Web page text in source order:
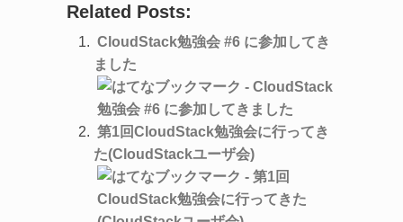
Related Posts:
CloudStack勉強会 #6 に参加してき
ました
第1回CloudStack勉強会に行ってき
た(CloudStackユーザ会)